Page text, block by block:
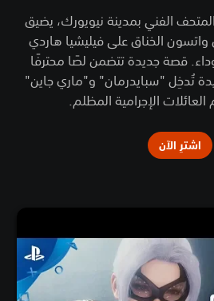
الفني بمدينة نيويورك، يضيق
واتسون الخناق على فيليشيا هاردي
قصة جديدة تتضمن لصًا محترفًا
تُدخِل "سبايدرمان" و"ماري جاين"
الإجرامية المظلم.
اشترِ الآن